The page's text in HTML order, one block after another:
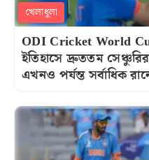
খেলাধুলা
ODI Cricket World
ইতিহাসে দ্রুততম
এখনও পর্যন্ত সর্বাধিক